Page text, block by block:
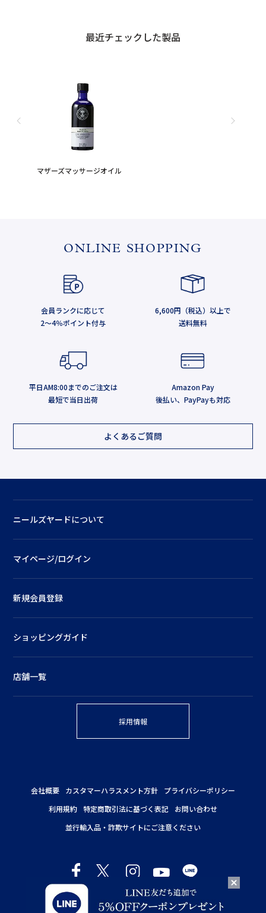
最近チェックした製品
マザーズマッサージオイル
ONLINE SHOPPING
会員ランクに応じて
2～4％ポイント付与
6,600円（税込）以上で
送料無料
平日AM8:00までのご注文は
最短で当日出荷
Amazon Pay
後払い、PayPayも対応
よくあるご質問
ニールズヤードについて
マイページ/ログイン
新規会員登録
ショッピングガイド
店舗一覧
採用情報
会社概要 カスタマーハラスメント方針
プライバシーポリシー
利用規約 特定商取引法に基づく表記
お問い合わせ
並行輸入品・詐欺サイトにご注意ください
Copyright © NEAL'S YARD REMEDIES